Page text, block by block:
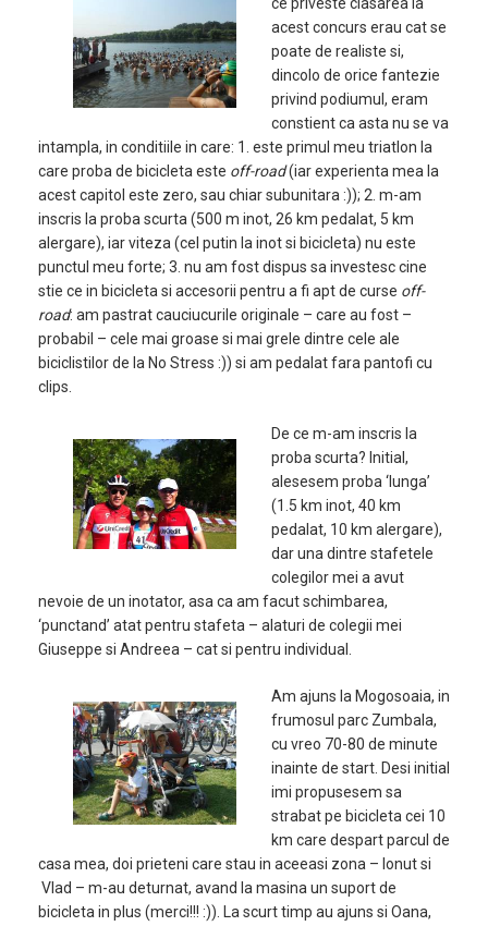
acest concurs erau cat se
poate de realiste si,
dincolo de orice fantezie
privind podiumul, eram
constient ca asta nu se va
intampla, in conditiile in care: 1. este primul meu triatlon la
care proba de bicicleta este off-road(iar experienta mea la
acest capitol este zero, sau chiar subunitara :)); 2. m-am
inscris la proba scurta (500 m inot, 26 km pedalat, 5 km
alergare), iar viteza (cel putin la inot si bicicleta) nu este
punctul meu forte; 3. nu am fost dispus sa investesc cine
stie ce in bicicleta si accesorii pentru a fi apt de curse off-
road: am pastrat cauciucurile originale – care au fost –
probabil – cele mai groase si mai grele dintre cele ale
biciclistilor de la No Stress :)) si am pedalat fara pantofi cu
clips.
De ce m-am inscris la
proba scurta? Initial,
alesesem proba ‘lunga’
(1.5 km inot, 40 km
pedalat, 10 km alergare),
dar una dintre stafetele
colegilor mei a avut
nevoie de un inotator, asa ca am facut schimbarea,
‘punctand’ atat pentru stafeta – alaturi de colegii mei
Giuseppe si Andreea – cat si pentru individual.
Am ajuns la Mogosoaia, in
frumosul parc Zumbala,
cu vreo 70-80 de minute
inainte de start. Desi initial
imi propusesem sa
strabat pe bicicleta cei 10
km care despart parcul de
casa mea, doi prieteni care stau in aceeasi zona – Ionut si
Vlad – m-au deturnat, avand la masina un suport de
bicicleta in plus (merci!!! :)). La scurt timp au ajuns si Oana,